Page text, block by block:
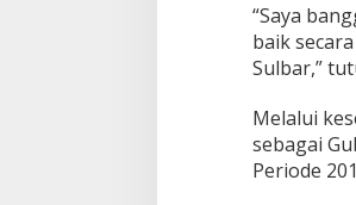
“Saya
baik
Sulbar,”
Melalui
sebagai
Periode